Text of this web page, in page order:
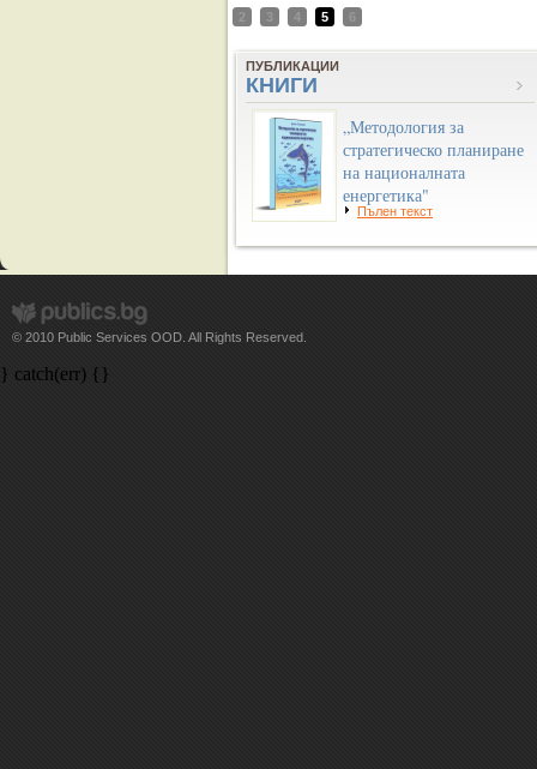
2 3 4 5 6
ПУБЛИКАЦИИ
КНИГИ
„Методология за
стратегическо планиране
на националната
енергетика"
Пълен текст
© 2010 Public Services OOD. All Rights Reserved.
} catch(err) {}